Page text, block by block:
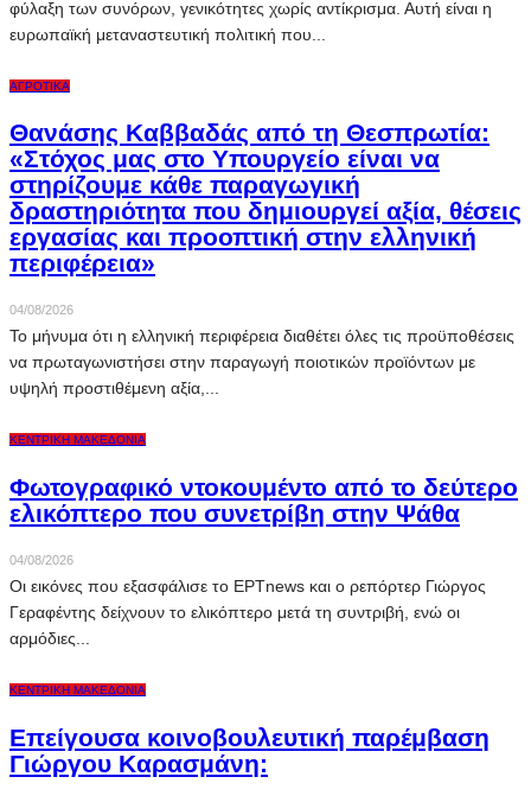
φύλαξη των συνόρων, γενικότητες χωρίς αντίκρισμα. Αυτή είναι η
ευρωπαϊκή μεταναστευτική πολιτική που...
ΑΓΡΟΤΙΚΆ
Θανάσης Καββαδάς από τη Θεσπρωτία:
«Στόχος μας στο Υπουργείο είναι να
στηρίζουμε κάθε παραγωγική
δραστηριότητα που δημιουργεί αξία, θέσεις
εργασίας και προοπτική στην ελληνική
περιφέρεια»
04/08/2026
Το μήνυμα ότι η ελληνική περιφέρεια διαθέτει όλες τις προϋποθέσεις
να πρωταγωνιστήσει στην παραγωγή ποιοτικών προϊόντων με
υψηλή προστιθέμενη αξία,...
ΚΕΝΤΡΙΚΉ ΜΑΚΕΔΟΝΊΑ
Φωτογραφικό ντοκουμέντο από το δεύτερο
ελικόπτερο που συνετρίβη στην Ψάθα
04/08/2026
Οι εικόνες που εξασφάλισε το ΕΡΤnews και ο ρεπόρτερ Γιώργος
Γεραφέντης δείχνουν το ελικόπτερο μετά τη συντριβή, ενώ οι
αρμόδιες...
ΚΕΝΤΡΙΚΉ ΜΑΚΕΔΟΝΊΑ
Επείγουσα κοινοβουλευτική παρέμβαση
Γιώργου Καρασμάνη: